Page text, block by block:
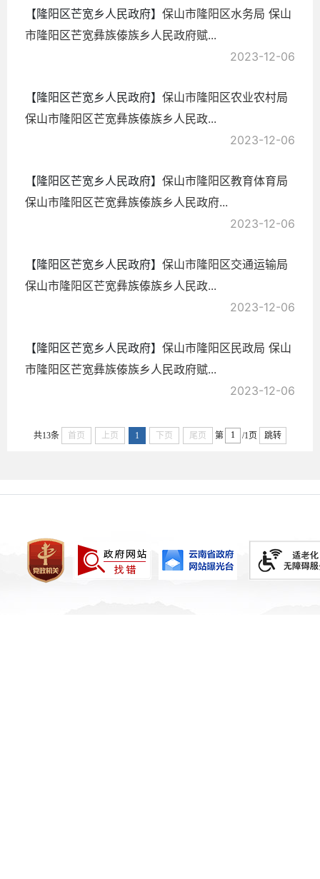
【隆阳区芒宽乡人民政府】 保山市隆阳区水务局 保山
市隆阳区芒宽彝族傣族乡人民政府赋...
2023-12-06
【隆阳区芒宽乡人民政府】 保山市隆阳区农业农村局
保山市隆阳区芒宽彝族傣族乡人民政...
2023-12-06
【隆阳区芒宽乡人民政府】 保山市隆阳区教育体育局
保山市隆阳区芒宽彝族傣族乡人民政府...
2023-12-06
【隆阳区芒宽乡人民政府】 保山市隆阳区交通运输局
保山市隆阳区芒宽彝族傣族乡人民政...
2023-12-06
【隆阳区芒宽乡人民政府】 保山市隆阳区民政局 保山
市隆阳区芒宽彝族傣族乡人民政府赋...
2023-12-06
共13条 首页 上页 1 下页 尾页 第 /1页 跳转